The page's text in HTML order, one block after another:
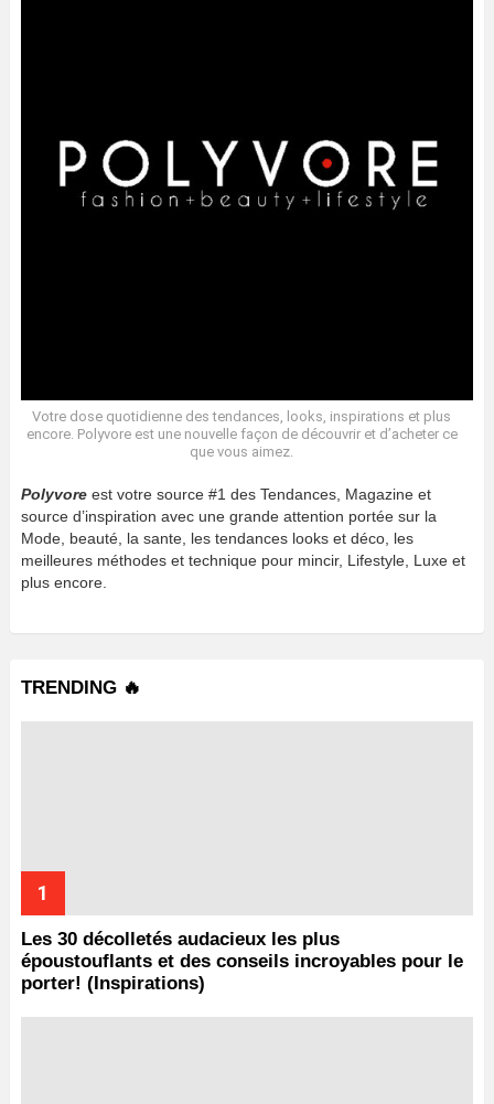
Votre dose quotidienne des tendances, looks, inspirations et plus
encore. Polyvore est une nouvelle façon de découvrir et d’acheter ce
que vous aimez.
Polyvore est votre source #1 des Tendances, Magazine et
source d’inspiration avec une grande attention portée sur la
Mode, beauté, la sante, les tendances looks et déco, les
meilleures méthodes et technique pour mincir, Lifestyle, Luxe et
plus encore.
TRENDING 🔥
Les 30 décolletés audacieux les plus
époustouflants et des conseils incroyables pour le
porter! (Inspirations)